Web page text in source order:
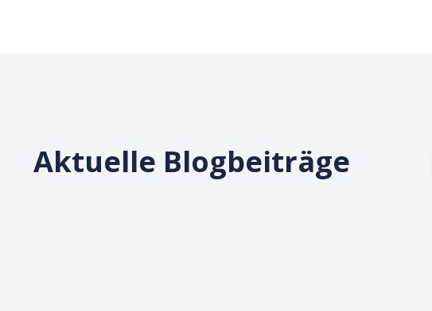
Aktuelle Blogbeiträge